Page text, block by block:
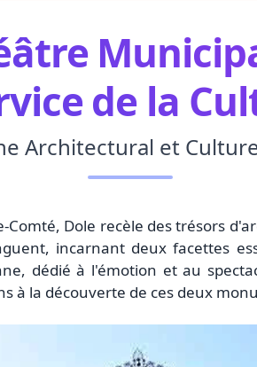
de la
Architectural et
Dole recèle des trésors
incarnant deux facettes
dédié à l'émotion et au
à la découverte de ces deux